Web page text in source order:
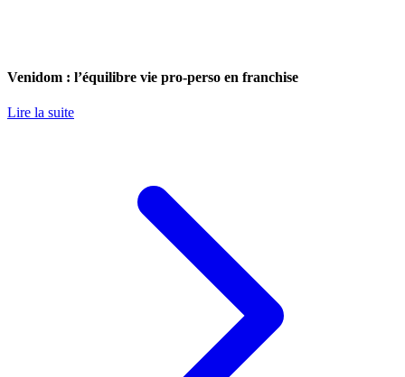
Venidom : l’équilibre vie pro-perso en franchise
Lire la suite